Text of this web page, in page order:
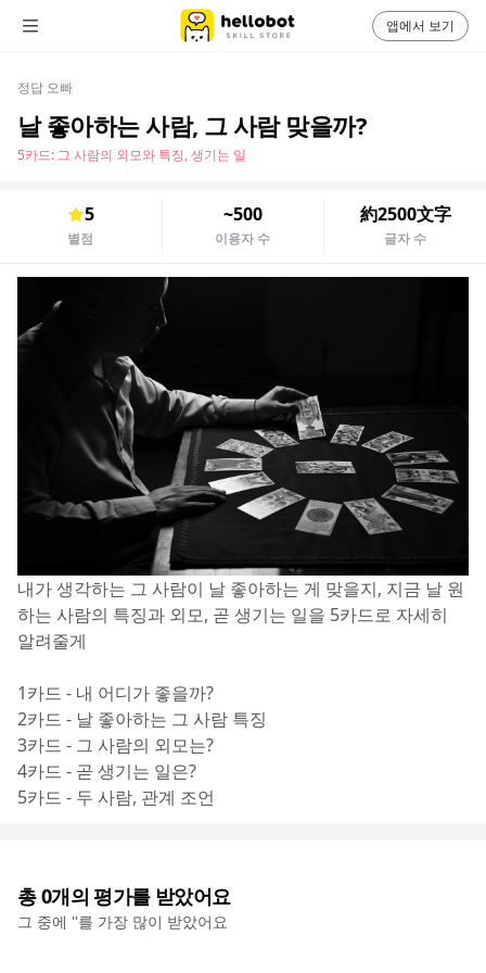
정답 오빠
날 좋아하는 사람, 그 사람 맞을까?
5카드: 그 사람의 외모와 특징, 생기는 일
5
별점
~500
이용자 수
約2500文字
글자 수
내가 생각하는 그 사람이 날 좋아하는 게 맞을지, 지금 날 원
하는 사람의 특징과 외모, 곧 생기는 일을 5카드로 자세히
알려줄게
1카드 - 내 어디가 좋을까?
2카드 - 날 좋아하는 그 사람 특징
3카드 - 그 사람의 외모는?
4카드 - 곧 생기는 일은?
5카드 - 두 사람, 관계 조언
총0개의 평가를 받았어요
그 중에 ''를 가장 많이 받았어요
앱에서 보기